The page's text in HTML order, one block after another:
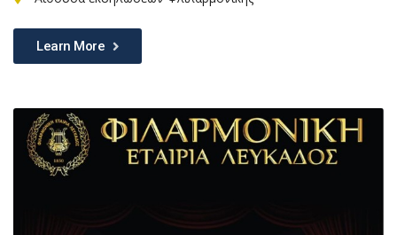
Learn More